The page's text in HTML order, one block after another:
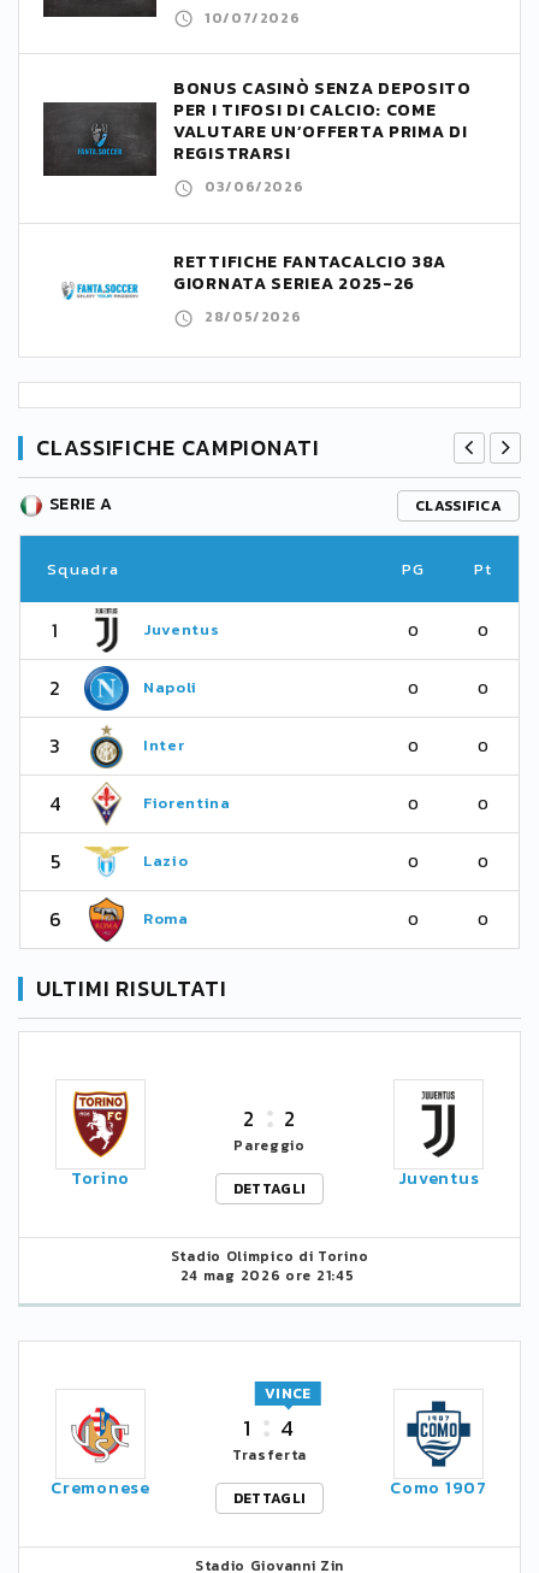
10/07/2026
BONUS CASINÒ SENZA DEPOSITO
PER I TIFOSI DI CALCIO: COME
VALUTARE UN’OFFERTA PRIMA DI
REGISTRARSI
03/06/2026
RETTIFICHE FANTACALCIO 38A
GIORNATA SERIEA 2025-26
28/05/2026
CLASSIFICHE CAMPIONATI
SERIE A CLASSIFICA
Squadra PG Pt
1 Juventus 0 0
2 Napoli 0 0
3 Inter 0 0
4 Fiorentina 0 0
5 Lazio 0 0
6 Roma 0 0
ULTIMI RISULTATI
Torino
2 2
Pareggio
DETTAGLI
Juventus
Stadio Olimpico di Torino
24 mag 2026 ore 21:45
Cremonese
1 4
VINCE
Trasferta
DETTAGLI
Como 1907
Stadio Giovanni Zin